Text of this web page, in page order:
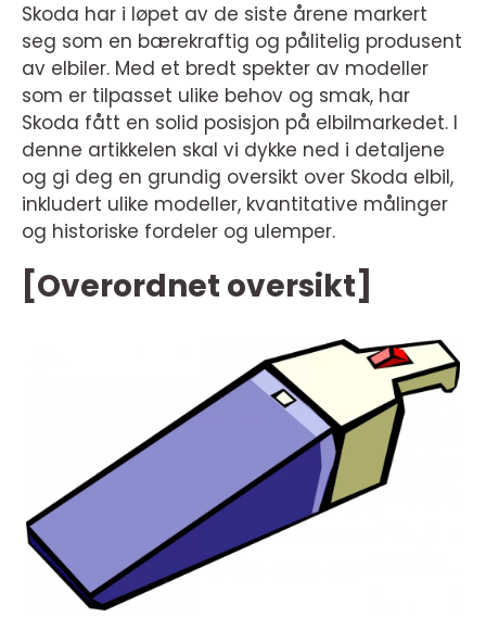
Skoda har i løpet av de siste årene markert
seg som en bærekraftig og pålitelig produsent
av elbiler. Med et bredt spekter av modeller
som er tilpasset ulike behov og smak, har
Skoda fått en solid posisjon på elbilmarkedet. I
denne artikkelen skal vi dykke ned i detaljene
og gi deg en grundig oversikt over Skoda elbil,
inkludert ulike modeller, kvantitative målinger
og historiske fordeler og ulemper.
[Overordnet oversikt]